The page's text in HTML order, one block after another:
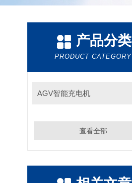
产品分类
PRODUCT CATEGORY
AGV智能充电机
查看全部